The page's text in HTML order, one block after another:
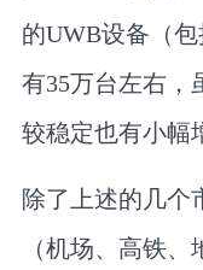
的UWB设备（
有35万台左右，
较稳定也有小幅
除了上述的几个
（机场、高铁